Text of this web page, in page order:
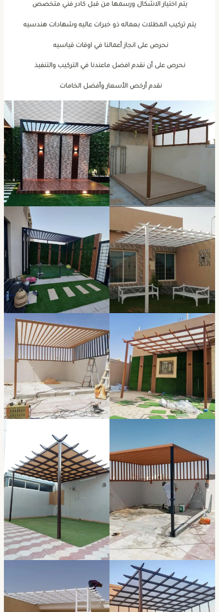
يتم اختيار الاشكال ورسمها من قبل كادر فني متخصص
يتم تركيب المظلات بعماله ذو خبرات عاليه وشهادات هندسيه
نحرص على انجاز أعمالنا في اوقات قياسيه
نحرص على أن نقدم افضل ماعندنا في التركيب والتنفيذ
نقدم أرخص الأسعار وأفضل الخامات